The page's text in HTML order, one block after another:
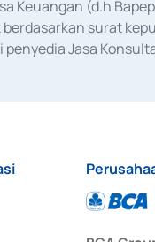
Keuangan (d.h
berdasarkan surat
penyedia Jasa